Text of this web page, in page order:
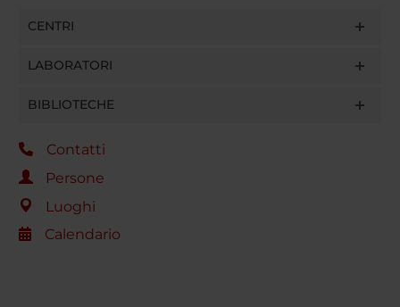
CENTRI
LABORATORI
BIBLIOTECHE
Contatti
Persone
Luoghi
Calendario